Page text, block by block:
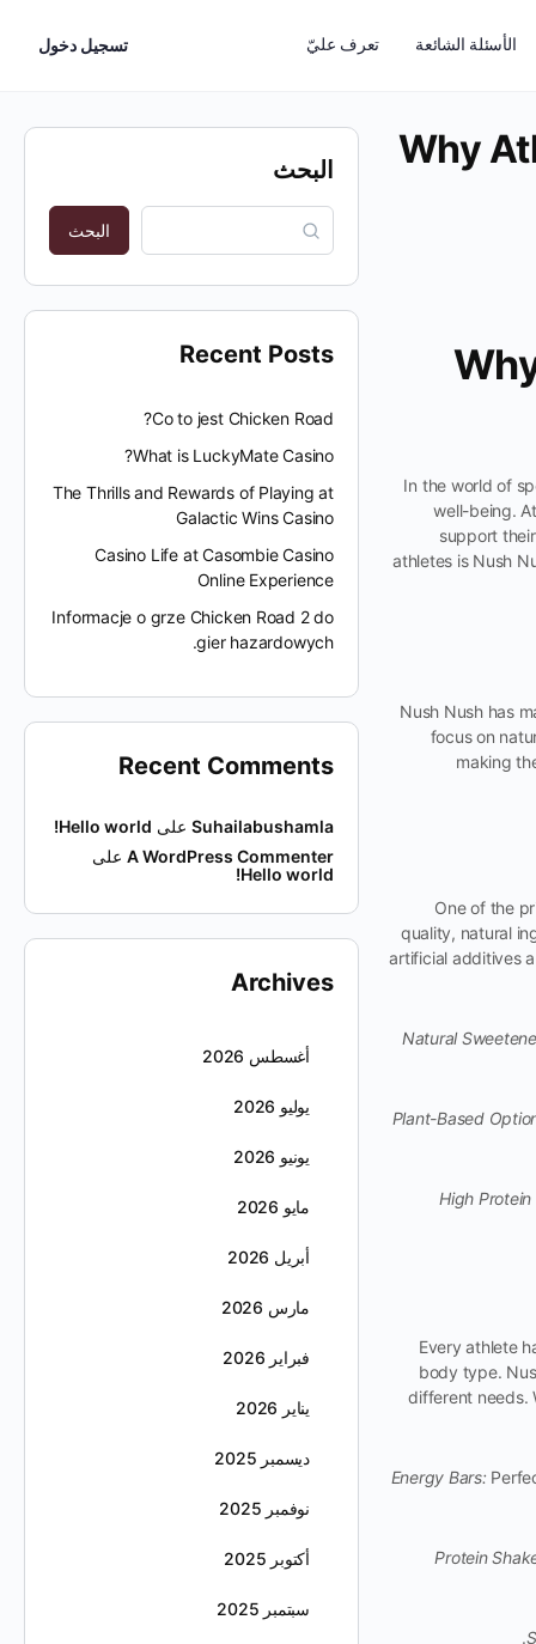
الأسئلة الشائعة تعرف عليّ تسجيل دخول
Why
In the world of
well-being.
support
athletes is Nush
Nush Nush has
focus on
making
One of the
quality, natural
artificial additives
Natural
Plant-Based
High
Every athlete
body type.
different needs.
Energy Bars:
Protein
البحث
البحث
Recent Posts
Co to jest Chicken Road?
What is LuckyMate Casino?
The Thrills and Rewards of Playing at
Galactic Wins Casino
Casino Life at Casombie Casino
Online Experience
Informacje o grze Chicken Road 2 do
gier hazardowych.
Recent Comments
Suhailabushamla على Hello world!
A WordPress Commenter على
Hello world!
Archives
أغسطس 2026
يوليو 2026
يونيو 2026
مايو 2026
أبريل 2026
مارس 2026
فبراير 2026
يناير 2026
ديسمبر 2025
نوفمبر 2025
أكتوبر 2025
سبتمبر 2025